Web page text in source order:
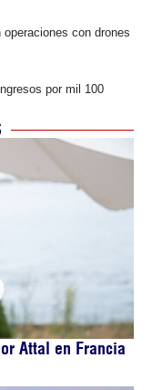
con drones
por mil 100
Attal en Francia